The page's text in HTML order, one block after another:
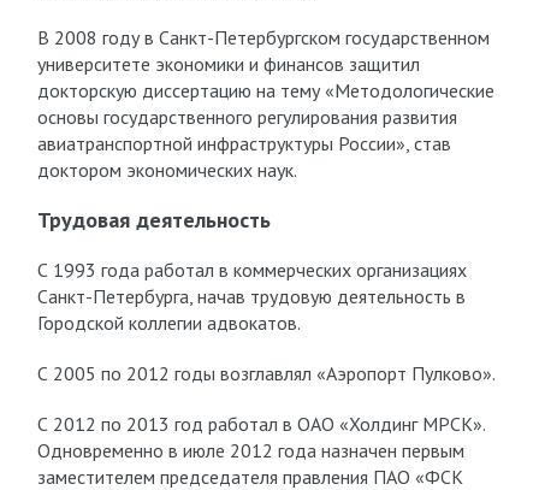
В 2008 году в Санкт-Петербургском государственном
университете экономики и финансов защитил
докторскую диссертацию на тему «Методологические
основы государственного регулирования развития
авиатранспортной инфраструктуры России», став
доктором экономических наук.
Трудовая деятельность
С 1993 года работал в коммерческих организациях
Санкт-Петербурга, начав трудовую деятельность в
Городской коллегии адвокатов.
С 2005 по 2012 годы возглавлял «Аэропорт Пулково».
С 2012 по 2013 год работал в ОАО «Холдинг МРСК».
Одновременно в июле 2012 года назначен первым
заместителем председателя правления ПАО «ФСК